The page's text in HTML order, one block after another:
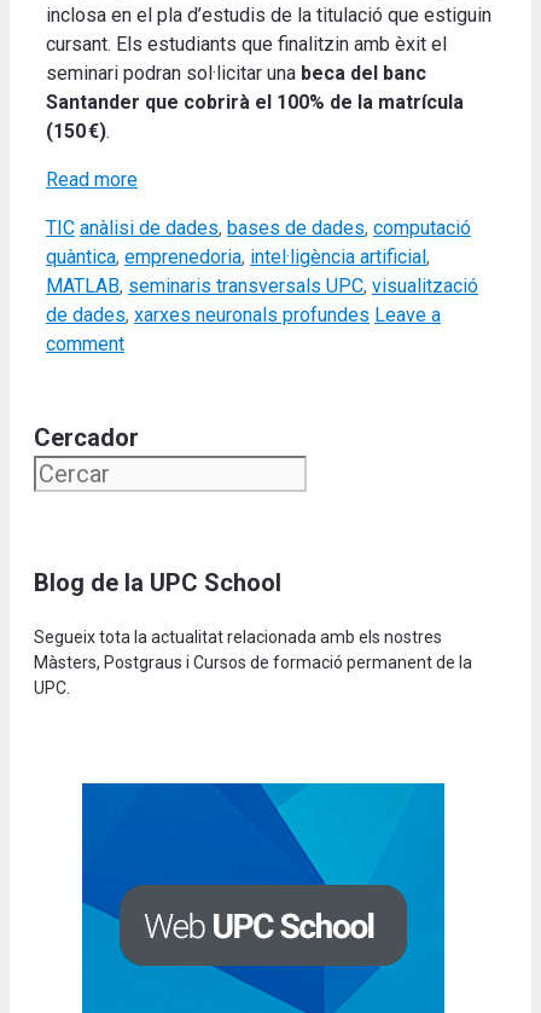
inclosa en el pla d’estudis de la titulació que estiguin
cursant. Els estudiants que finalitzin amb èxit el
seminari podran sol·licitar una beca del banc
Santander que cobrirà el 100% de la matrícula
(150 €).
Read more
Categories
TIC Tags
anàlisi de dades, bases de dades, computació
quàntica, emprenedoria, intel·ligència artificial ,
MATLAB, seminaris transversals UPC, visualització
de dades, xarxes neuronals profundes Leave a
comment
Cercador
Blog de la UPC School
Segueix tota la actualitat relacionada amb els nostres
Màsters, Postgraus i Cursos de formació permanent de la
UPC.